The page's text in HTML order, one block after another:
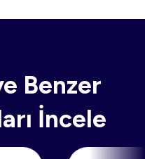
Benzer
İncele